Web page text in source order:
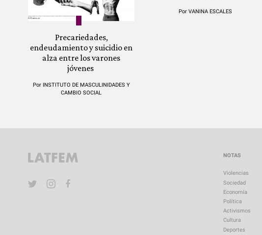
Precariedades,
endeudamiento y suicidio en
alza entre los varones
jóvenes
Por INSTITUTO DE MASCULINIDADES Y
CAMBIO SOCIAL
PorVANINA ESCALES
NOTAS
Violencias
Sociedad
Economía
Política
Activismos
Cultura
Deportes